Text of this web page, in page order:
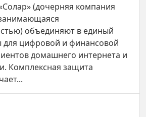
(дочерняя компания
объединяют в единый
для цифровой и финансовой
домашнего интернета и
Комплексная защита